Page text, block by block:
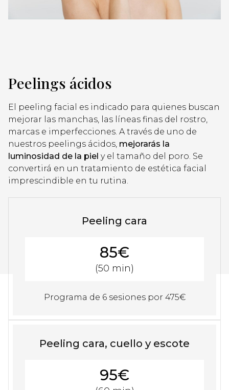
Peelings ácidos
El peeling facial es indicado para quienes buscan
mejorar las manchas, las líneas finas del rostro,
marcas e imperfecciones. A través de uno de
nuestros peelings ácidos, mejorarás la
luminosidad de la piel y el tamaño del poro. Se
convertirá en un tratamiento de estética facial
imprescindible en tu rutina.
Peeling cara
85€
(50 min)
Programa de 6 sesiones por 475€
Peeling cara, cuello y escote
95€